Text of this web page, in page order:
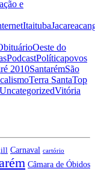
e
Itaituba
Oeste do
PodcastPolíticapovos
2010SantarémSão
Terra SantaTop
UncategorizedVitória
Carnaval cartório
Câmara de Óbidos